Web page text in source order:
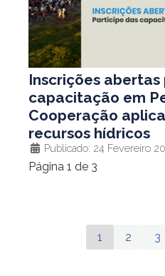
Inscrições abertas
capacitação em
Cooperação
recursos hídricos
Publicado: 24 Fevereiro
Página 1 de 3
1 2 3